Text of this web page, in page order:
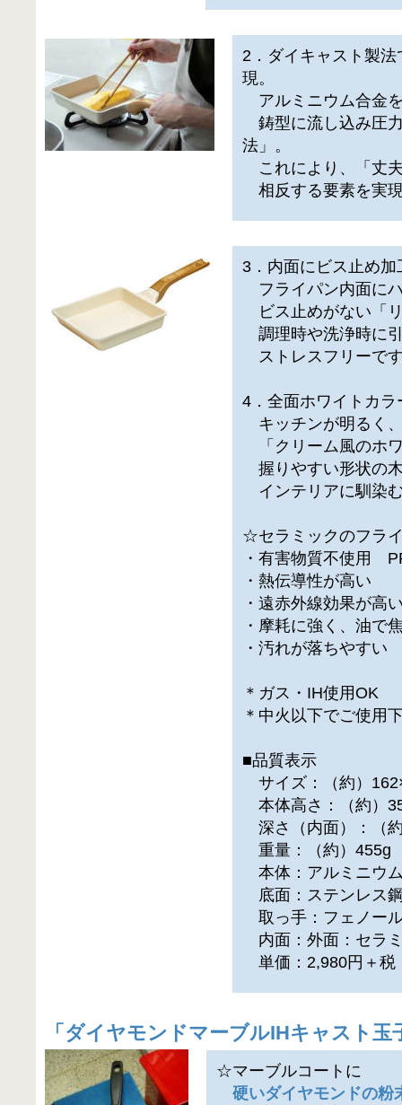
2．ダイキャスト製
現。
アルミニウム合金
鋳型に流し込み圧
法」。
これにより、「丈
相反する要素を実
3．内面にビス止め加
フライパン内面に
ビス止めがない「
調理時や洗浄時に
ストレスフリーで
4．全面ホワイトカ
キッチンが明るく
「クリーム風のホ
握りやすい形状の
インテリアに馴染
☆セラミックのフラ
・有害物質不使用
・熱伝導性が高い
・遠赤外線効果が高
・摩耗に強く、油で
・汚れが落ちやすい
＊ガス・IH使用OK
＊中火以下でご使用
■品質表示
サイズ：（約）
本体高さ：（約）
深さ（内面）：（
重量：（約）455g
本体：アルミニウ
底面：ステンレス
取っ手：フェノー
内面：外面：セラ
単価：2,980円＋税
「 ダイヤモンドマーブルIHキャスト玉
☆マーブルコートに
硬いダイヤモンドの粉